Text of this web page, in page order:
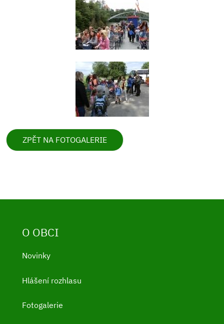
ZPĚT NA FOTOGALERIE
O OBCI
Novinky
Hlášení rozhlasu
Fotogalerie